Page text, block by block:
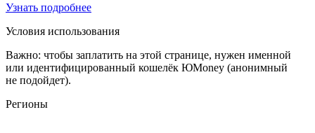
Узнать подробнее
Условия использования
Важно: чтобы заплатить на этой странице, нужен именной
или идентифицированный кошелёк ЮMoney (анонимный
не подойдет).
Регионы